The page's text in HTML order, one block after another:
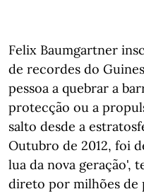
Felix Baumgartner
de recordes do
pessoa a quebrar a
protecção ou a
salto desde a
Outubro de 2012, foi
lua da nova geração',
direto por milhões de